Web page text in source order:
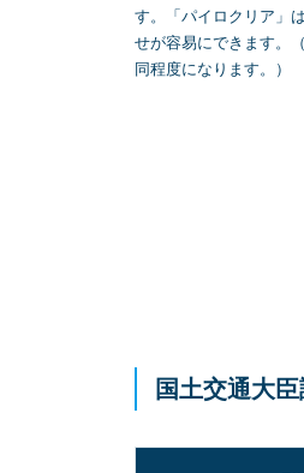
す。「パイロクリア」
せが容易にできます。
同程度になります。）
国土交通大